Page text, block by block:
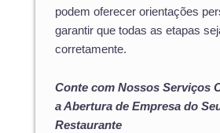
podem oferecer orientações
garantir que todas as etapas
corretamente.
Conte com Nossos Serviços
a Abertura de Empresa do
Restaurante